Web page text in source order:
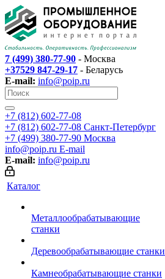
7 (499) 380-77-90 - Москва
+37529 847-29-17 - Беларусь
E-mail: info@poip.ru
+7 (812) 602-77-08
+7 (812) 602-77-08 Санкт-Петербург
+7 (499) 380-77-90 Москва
info@poip.ru E-mail
E-mail: info@poip.ru
Каталог
Металлообрабатывающие
станки
Деревообрабатывающие станки
Камнеобрабатывающие станки